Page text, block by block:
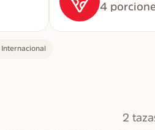
4
Internacional
2